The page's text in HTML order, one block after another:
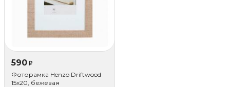
590 ₽
Фоторамка Henzo Driftwood
15x20, бежевая